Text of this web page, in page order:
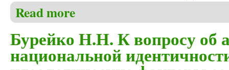
Read more
Бурейко Н.Н. К вопросу об
национальной